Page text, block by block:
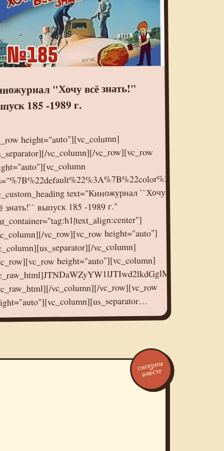
"Хочу всё знать!"
185 -1989 г.
height="auto"][vc_column]
vc_column][/vc_row][vc_row
text="Киножурнал ``Хочу
знать!`` выпуск 185 -1989 г."
vc_row][vc_row height="auto"]
vc_column]
height="auto"][vc_column]
vc_column][/vc_row][vc_row
смотрим
вместе